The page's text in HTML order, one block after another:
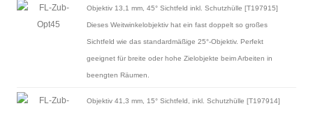
Objektiv 13,1 mm, 45° Sichtfeld inkl. Schutzhülle [T197915]
Dieses Weitwinkelobjektiv hat ein fast doppelt so großes
Sichtfeld wie das standardmäßige 25°-Objektiv. Perfekt
geeignet für breite oder hohe Zielobjekte beim Arbeiten in
beengten Räumen.
Objektiv 41,3 mm, 15° Sichtfeld, inkl. Schutzhülle [T197914]